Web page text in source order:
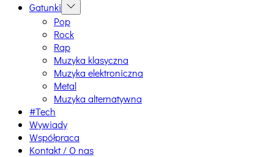
Gatunki Show
sub
menu
Pop
Rock
Rap
Muzyka klasyczna
Muzyka elektroniczna
Metal
Muzyka alternatywna
#Tech
Wywiady
Współpraca
Kontakt / O nas